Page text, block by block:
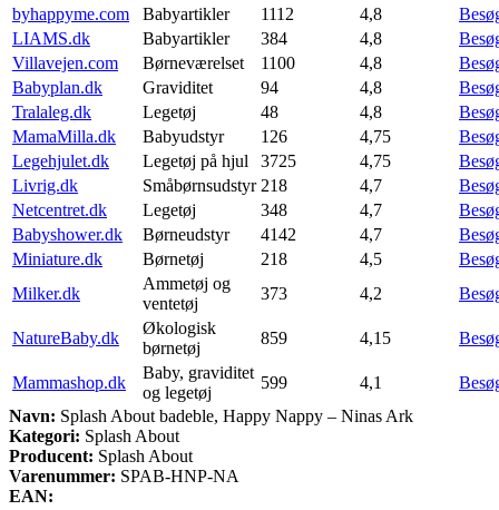
byhappyme.com
Babyartikler 1112 4,8
LIAMS.dk
Babyartikler 384 4,8
Villavejen.com
Børneværelset 1100 4,8
Babyplan.dk
Graviditet 94 4,8
Tralaleg.dk
Legetøj 48 4,8
MamaMilla.dk
Babyudstyr 126 4,75
Legehjulet.dk
Legetøj på hjul 3725 4,75
Livrig.dk
Småbørnsudstyr 218 4,7
Netcentret.dk
Legetøj 348 4,7
Babyshower.dk
Børneudstyr 4142 4,7
Miniature.dk
Børnetøj 218 4,5
Milker.dk
Ammetøj og
ventetøj
373 4,2
NatureBaby.dk
Økologisk
børnetøj
859 4,15
Mammashop.dk
Baby, graviditet
og legetøj
599 4,1
Navn: Splash About badeble, Happy Nappy – Ninas Ark
Kategori: Splash About
Producent: Splash About
Varenummer: SPAB-HNP-NA
EAN: